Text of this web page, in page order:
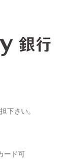
下さい。
ード可